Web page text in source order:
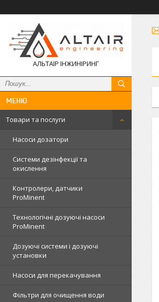
АЛЬТАІР ІНЖИНІРИНГ
Товари та послуги
Насоси дозатори
Системи дезінфекції та
окислення
Контролери, датчики
ProMinent
Технологічні дозуючі насоси
ProMinent
Дозуючі системи і дозуючі
установки
Насоси для перекачування
Фільтри для очищення води